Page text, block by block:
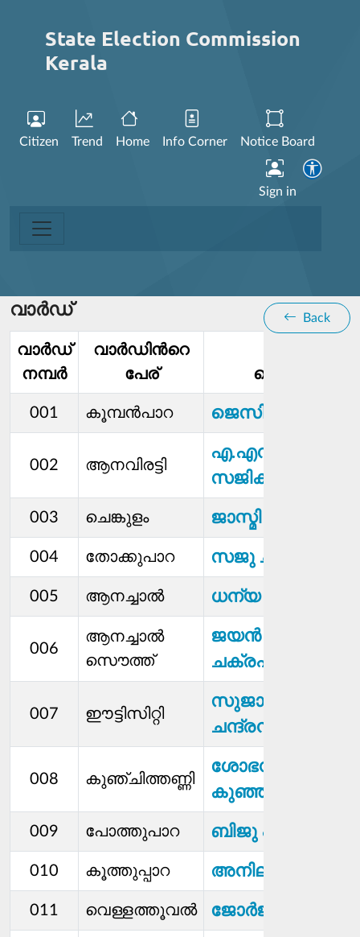
State Election Commission
Kerala
Citizen Trend Home Info Corner Notice Board
Sign in
വാര്‍ഡ് Back
വാര്‍ഡ്‌
നമ്പര്‍
വാര്‍ഡിൻറെ
പേര്
മെമ്പര്‍
001 കൂമ്പന്‍പാറ ജെസി
002 ആനവിരട്ടി
എ.എൻ.
സജികുമാർ
003 ചെങ്കുളം ജാസ്മി അമാൻ
004 തോക്കുപാറ സജു ചാക്കോ
005 ആനച്ചാൽ ധന്യ
006
ആനച്ചാല്‍
സൌത്ത്
ജയൻ
ചക്രപാണി
007 ഈട്ടിസിറ്റി
സുജാത
ചന്ദ്രൻ
008 കുഞ്ചിത്തണ്ണി
ശോഭന
കുഞ്ഞുമോൻ
009 പോത്തുപാറ ബിജു പി.കെ.
010 കൂത്തുപ്പാറ അനില
011 വെള്ളത്തൂവൽ ജോര്‍ജ് തോമസ്